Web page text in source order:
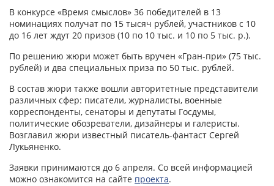
В конкурсе «Время смыслов» 36 победителей в 13
номинациях получат по 15 тысяч рублей, участников с 10
до 16 лет ждут 20 призов (10 по 10 тыс. и 10 по 5 тыс. р.).
По решению жюри может быть вручен «Гран-при» (75 тыс.
рублей) и два специальных приза по 50 тыс. рублей.
В состав жюри также вошли авторитетные представители
различных сфер: писатели, журналисты, военные
корреспонденты, сенаторы и депутаты Госдумы,
политические обозреватели, дизайнеры и галеристы.
Возглавил жюри известный писатель-фантаст Сергей
Лукьяненко.
Заявки принимаются до 6 апреля. Со всей информацией
можно ознакомится на сайте проекта.